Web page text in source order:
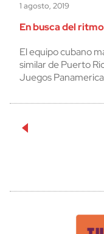
1 agosto, 2019
En busca del
El equipo cubano
similar de Puerto
Juegos